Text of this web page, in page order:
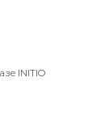
INITIO